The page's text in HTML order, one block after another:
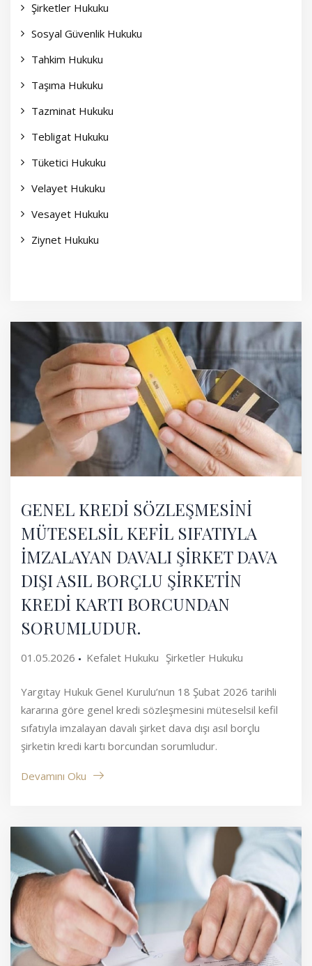
Şirketler Hukuku
Sosyal Güvenlik Hukuku
Tahkim Hukuku
Taşıma Hukuku
Tazminat Hukuku
Tebligat Hukuku
Tüketici Hukuku
Velayet Hukuku
Vesayet Hukuku
Ziynet Hukuku
GENEL KREDİ SÖZLEŞMESİNİ
MÜTESELSİL KEFİL SIFATIYLA
İMZALAYAN DAVALI ŞİRKET DAVA
DIŞI ASIL BORÇLU ŞİRKETİN
KREDİ KARTI BORCUNDAN
SORUMLUDUR.
01.05.2026 Kefalet Hukuku Şirketler Hukuku
Yargıtay Hukuk Genel Kurulu’nun 18 Şubat 2026 tarihli
kararına göre genel kredi sözleşmesini müteselsil kefil
sıfatıyla imzalayan davalı şirket dava dışı asıl borçlu
şirketin kredi kartı borcundan sorumludur.
Devamını Oku